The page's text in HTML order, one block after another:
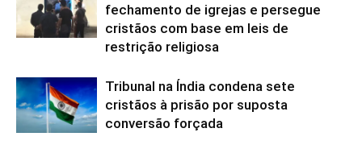
fechamento de igrejas e persegue
cristãos com base em leis de
restrição religiosa
Tribunal na Índia condena sete
cristãos à prisão por suposta
conversão forçada